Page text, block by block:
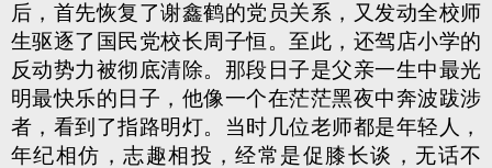
后，首先恢复了谢鑫鹤的党员关系，又发动全校师
生驱逐了国民党校长周子恒。至此，还驾店小学的
反动势力被彻底清除。那段日子是父亲一生中最光
明最快乐的日子，他像一个在茫茫黑夜中奔波跋涉
者，看到了指路明灯。当时几位老师都是年轻人，
年纪相仿，志趣相投，经常是促膝长谈，无话不